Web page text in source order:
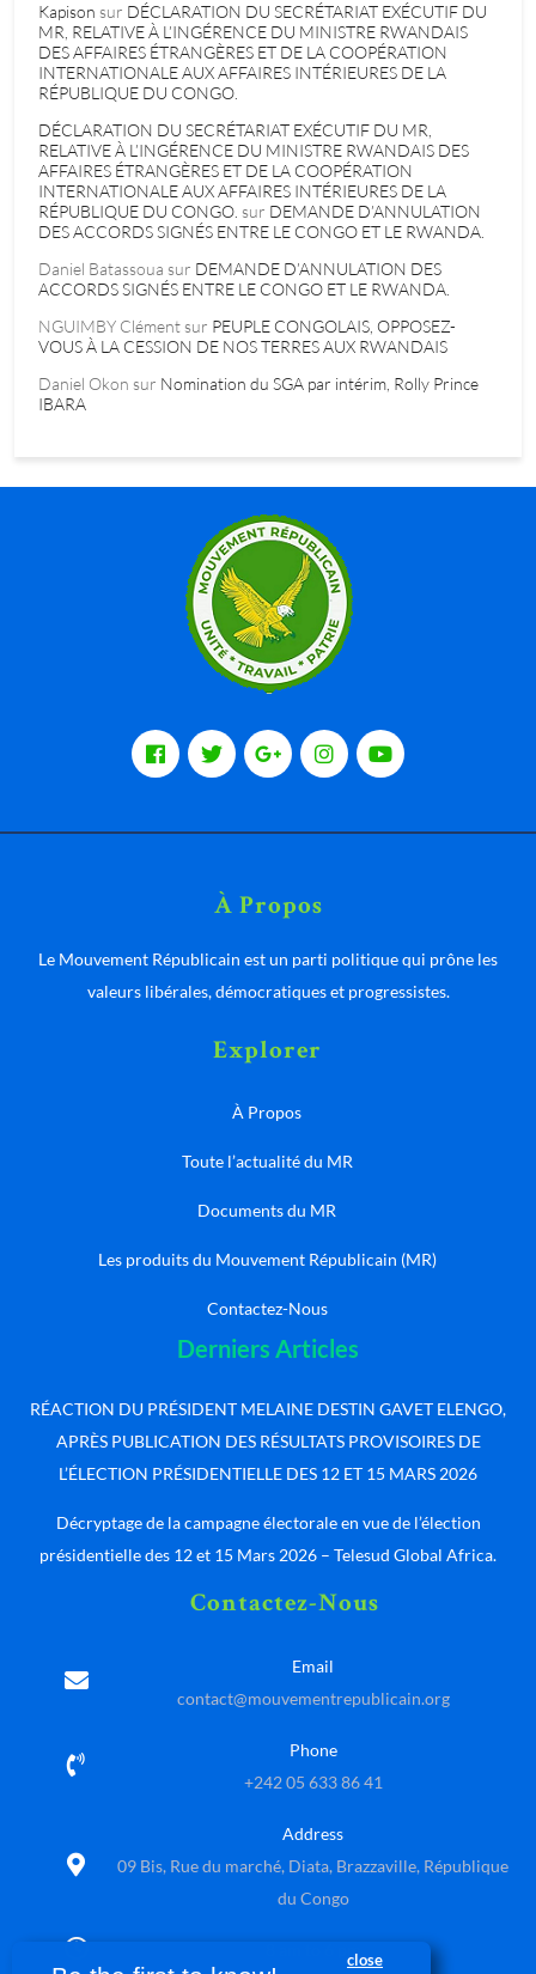
Kapison sur DÉCLARATION DU SECRÉTARIAT EXÉCUTIF DU
MR, RELATIVE À L’INGÉRENCE DU MINISTRE RWANDAIS
DES AFFAIRES ÉTRANGÈRES ET DE LA COOPÉRATION
INTERNATIONALE AUX AFFAIRES INTÉRIEURES DE LA
RÉPUBLIQUE DU CONGO.
DÉCLARATION DU SECRÉTARIAT EXÉCUTIF DU MR,
RELATIVE À L’INGÉRENCE DU MINISTRE RWANDAIS DES
AFFAIRES ÉTRANGÈRES ET DE LA COOPÉRATION
INTERNATIONALE AUX AFFAIRES INTÉRIEURES DE LA
RÉPUBLIQUE DU CONGO. sur DEMANDE D’ANNULATION
DES ACCORDS SIGNÉS ENTRE LE CONGO ET LE RWANDA.
Daniel Batassoua sur DEMANDE D’ANNULATION DES
ACCORDS SIGNÉS ENTRE LE CONGO ET LE RWANDA.
NGUIMBY Clément sur PEUPLE CONGOLAIS, OPPOSEZ-
VOUS À LA CESSION DE NOS TERRES AUX RWANDAIS
Daniel Okon sur Nomination du SGA par intérim, Rolly Prince
IBARA
À Propos
Le Mouvement Républicain est un parti politique qui prône les
valeurs libérales, démocratiques et progressistes.
Explorer
À Propos
Toute l’actualité du MR
Documents du MR
Les produits du Mouvement Républicain (MR)
Contactez-Nous
Derniers Articles
RÉACTION DU PRÉSIDENT MELAINE DESTIN GAVET ELENGO,
APRÈS PUBLICATION DES RÉSULTATS PROVISOIRES DE
L’ÉLECTION PRÉSIDENTIELLE DES 12 ET 15 MARS 2026
Décryptage de la campagne électorale en vue de l’élection
présidentielle des 12 et 15 Mars 2026 – Telesud Global Africa.
Contactez-Nous
Email
contact@mouvementrepublicain.org
Phone
+242 05 633 86 41
Address
09 Bis, Rue du marché, Diata, Brazzaville, République
du Congo
8 am to 6 pmclose